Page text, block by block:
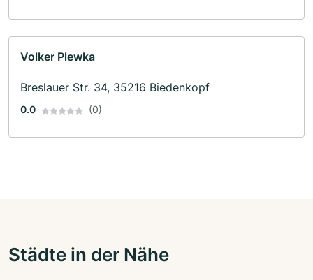
Volker Plewka
Breslauer Str. 34, 35216 Biedenkopf
0.0 (0)
Städte in der Nähe